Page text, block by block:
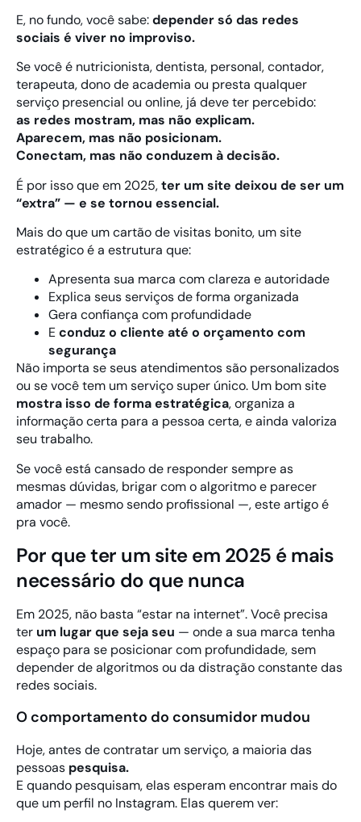
E, no fundo, você sabe:depender só das redes
sociais é viver no improviso.
Se você é nutricionista, dentista, personal, contador,
terapeuta, dono de academia ou presta qualquer
serviço presencial ou online, já deve ter percebido:
as redes mostram, mas não explicam.
Aparecem, mas não posicionam.
Conectam, mas não conduzem à decisão.
É por isso que em 2025,ter um site deixou de ser um
“extra” — e se tornou essencial.
Mais do que um cartão de visitas bonito, um site
estratégico é a estrutura que:
Apresenta sua marca com clareza e autoridade
Explica seus serviços de forma organizada
Gera confiança com profundidade
Econduz o cliente até o orçamento com
segurança
Não importa se seus atendimentos são personalizados
ou se você tem um serviço super único. Um bom site
mostra isso de forma estratégica, organiza a
informação certa para a pessoa certa, e ainda valoriza
seu trabalho.
Se você está cansado de responder sempre as
mesmas dúvidas, brigar com o algoritmo e parecer
amador — mesmo sendo profissional —, este artigo é
pra você.
Por que ter um site em 2025 é mais
necessário do que nunca
Em 2025, não basta “estar na internet”. Você precisa
ter um lugar que seja seu — onde a sua marca tenha
espaço para se posicionar com profundidade, sem
depender de algoritmos ou da distração constante das
redes sociais.
O comportamento do consumidor mudou
Hoje, antes de contratar um serviço, a maioria das
pessoas pesquisa.
E quando pesquisam, elas esperam encontrar mais do
que um perfil no Instagram. Elas querem ver: